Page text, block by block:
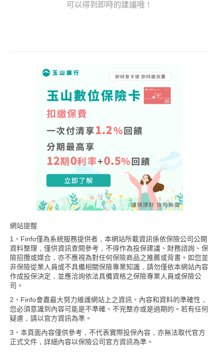
可以得到即時的建議哦！
網站提醒
1、Finfo僅為系統服務提供者，本網站所載資訊係依保險公司公開
資料整理，僅供資訊查閱參考，不得作為投保建議、財務諮詢、保
險招攬或媒合，亦不應視為對任何保險商品之推薦或背書。如您並
非保險從業人員或不具備相關保險專業知識，請勿僅依本網站內容
作成投保決定，並應洽詢依法具備資格之保險專業人員或保險公
司。
2、Finfo會盡最大努力維護網站上之資訊、內容和資料的準確性，
您必須意識到內容可能是不準確、不完整亦或是過期的。若有任何
疑慮，請以官方資訊為準。
3、本頁面內容僅供參考，不代表實際投保內容，亦無法取代官方
正式文件，詳細內容以保險公司官方資訊為準。